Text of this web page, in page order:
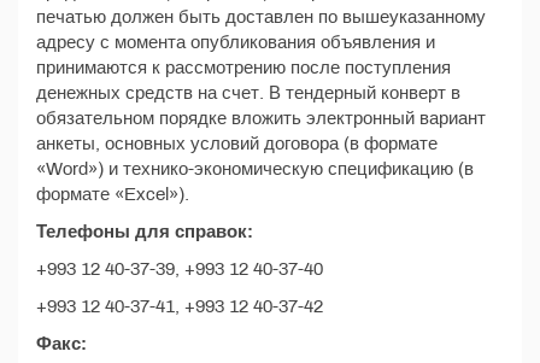
печатью должен быть доставлен по вышеуказанному
адресу с момента опубликования объявления и
принимаются к рассмотрению после поступления
денежных средств на счет. В тендерный конверт в
обязательном порядке вложить электронный вариант
анкеты, основных условий договора (в формате
«Word») и технико-экономическую спецификацию (в
формате «Excel»).
Телефоны для справок:
+993 12 40-37-39, +993 12 40-37-40
+993 12 40-37-41, +993 12 40-37-42
Факс: